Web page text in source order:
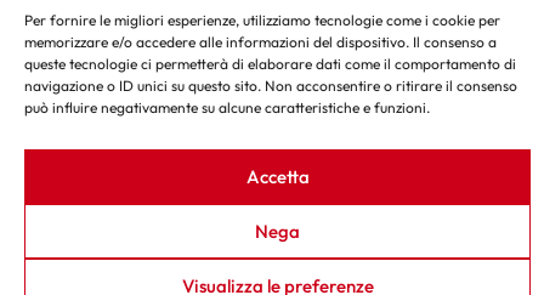
Per fornire le migliori esperienze, utilizziamo tecnologie come i cookie per
memorizzare e/o accedere alle informazioni del dispositivo. Il consenso a
queste tecnologie ci permetterà di elaborare dati come il comportamento di
navigazione o ID unici su questo sito. Non acconsentire o ritirare il consenso
può influire negativamente su alcune caratteristiche e funzioni.
Accetta
Nega
Visualizza le preferenze
G.B.C. Industrial Tools S.p.A. - P.IVA e C.F. 07639230155
By - OIS|Privacy Policy|Cookie Policy|Trasparenza L.124/2017